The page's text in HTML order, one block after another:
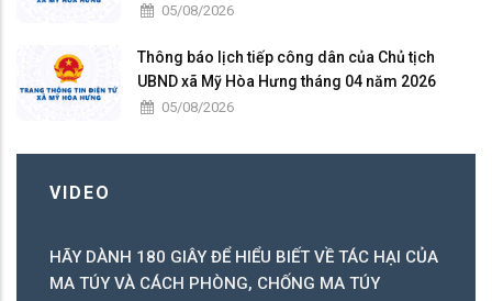
05/08/2026
Thông báo lịch tiếp công dân của Chủ tịch
UBND xã Mỹ Hòa Hưng tháng 04 năm 2026
05/08/2026
VIDEO
HÃY DÀNH 180 GIÂY ĐỂ HIỂU BIẾT VỀ TÁC HẠI CỦA
MA TÚY VÀ CÁCH PHÒNG, CHỐNG MA TÚY